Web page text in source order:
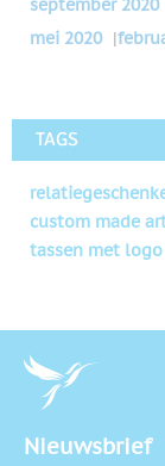
mei 2020 |
TAGS
custom made
tassen met logo
Nieuwsbrief